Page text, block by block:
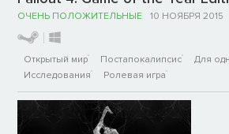
ОЧЕНЬ ПОЛОЖИТЕЛЬНЫЕ 10 НОЯБРЯ 2015
Открытый мир Постапокалипсис
Для
Исследования
Ролевая игра